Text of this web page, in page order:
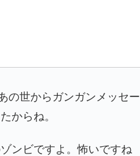
の世からガンガンメッセー
からね。
ンビですよ。怖いですね